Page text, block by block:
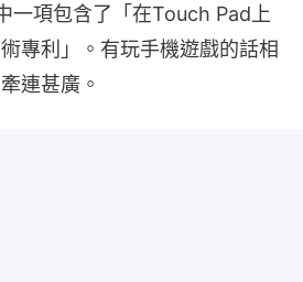
一項包含了「在Touch Pad上
專利」。有玩手機遊戲的話相
連甚廣。